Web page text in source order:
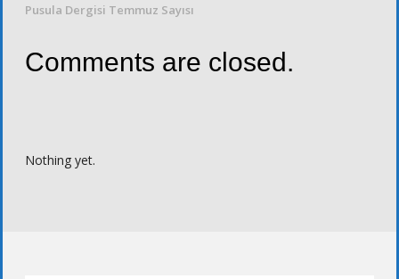
Pusula Dergisi Temmuz Sayısı
Comments are closed.
Nothing yet.